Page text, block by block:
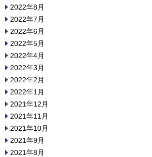
2022年8月
2022年7月
2022年6月
2022年5月
2022年4月
2022年3月
2022年2月
2022年1月
2021年12月
2021年11月
2021年10月
2021年9月
2021年8月